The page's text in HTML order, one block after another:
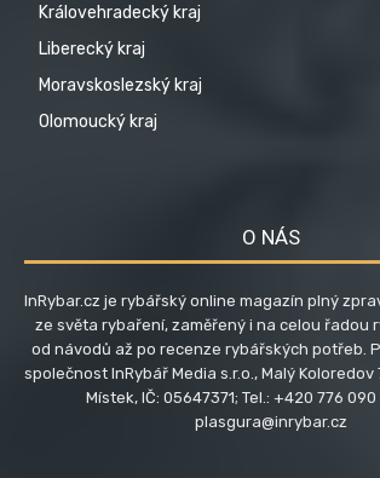
Královehradecký kraj
Liberecký kraj
Moravskoslezský kraj
Olomoucký kraj
O NÁS
InRybar.cz je rybářský online magazín plný
ze světa rybaření, zaměřený i na celou řadou
od návodů až po recenze rybářských potřeb.
společnost InRybář Media s.r.o., Malý Koloredov
Místek, IČ: 05647371; Tel.: +420 776
plasgura@inrybar.cz